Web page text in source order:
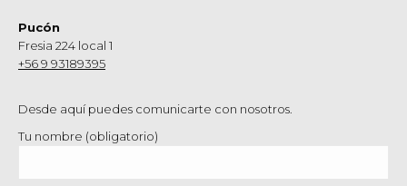
Pucón
Fresia 224 local 1
+56 9 93189395
Desde aquí puedes comunicarte con nosotros.
Tu nombre (obligatorio)